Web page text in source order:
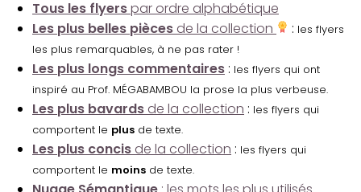
Tous les flyerspar ordre alphabétique
Les plus belles pièces de la collection : les flyers
les plus remarquables, à ne pas rater !
Les plus longs commentaires : les flyers qui ont
inspiré au Prof. MÉGABAMBOU la prose la plus verbeuse.
Les plus bavards de la collection : les flyers qui
comportent le plus de texte.
Les plus concis de la collection : les flyers qui
comportent le moins de texte.